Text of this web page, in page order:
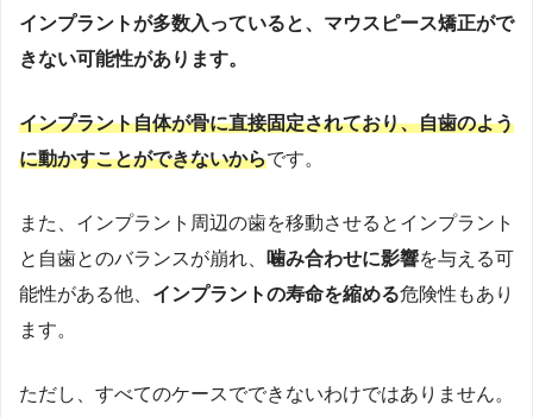
インプラントが多数入っていると、マウスピース矯正がで
きない可能性があります。
インプラント自体が骨に直接固定されており、自歯のよう
に動かすことができないからです。
また、インプラント周辺の歯を移動させるとインプラント
と自歯とのバランスが崩れ、
噛み合わせに影響を与える可
能性がある他、 インプラントの寿命を縮める危険性もあり
ます。
ただし、すべてのケースでできないわけではありません。